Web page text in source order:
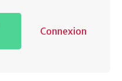
Connexion